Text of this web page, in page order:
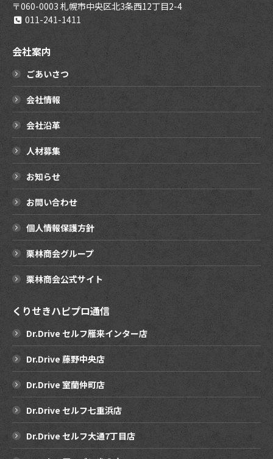
〒060-0003 札幌市中央区北3条西12丁目2-4
011-241-1411
会社案内
ごあいさつ
会社情報
会社沿革
人材募集
お知らせ
お問い合わせ
個人情報保護方針
栗林商会グループ
栗林商会公式サイト
くりせきハピプロ通信
Dr.Drive セルフ雁来インター店
Dr.Drive 藤野中央店
Dr.Drive 室蘭仲町店
Dr.Drive セルフ七重浜店
Dr.Drive セルフ大通7丁目店